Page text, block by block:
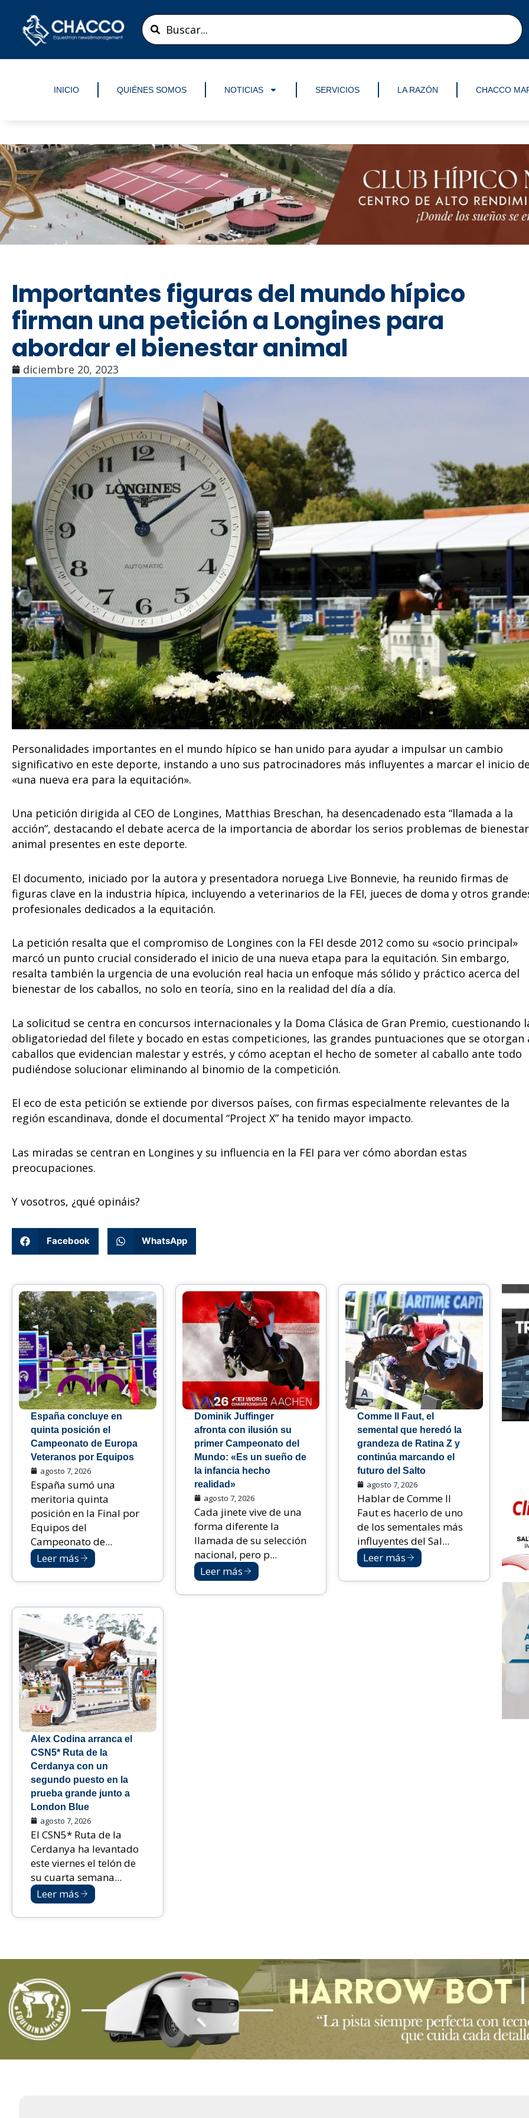
contenido
Search
...
INICIO QUIÉNES SOMOS NOTICIAS SERVICIOS LA RAZÓN CHACCO
Importantes figuras del mundo hípico
firman una petición a Longines para
abordar el bienestar animal
diciembre 20, 2023
Personalidades importantes en el mundo hípico se han unido para ayudar a impulsar un cambio
significativo en este deporte, instando a uno sus patrocinadores más influyentes a marcar el inicio
«una nueva era para la equitación».
Una petición dirigida al CEO de Longines, Matthias Breschan, ha desencadenado esta “llamada a la
acción”, destacando el debate acerca de la importancia de abordar los serios problemas de bienestar
animal presentes en este deporte.
El documento, iniciado por la autora y presentadora noruega Live Bonnevie, ha reunido firmas de
figuras clave en la industria hípica, incluyendo a veterinarios de la FEI, jueces de doma y otros
profesionales dedicados a la equitación.
La petición resalta que el compromiso de Longines con la FEI desde 2012 como su «socio principal»
marcó un punto crucial considerado el inicio de una nueva etapa para la equitación. Sin embargo,
resalta también la urgencia de una evolución real hacia un enfoque más sólido y práctico acerca del
bienestar de los caballos, no solo en teoría, sino en la realidad del día a día.
La solicitud se centra en concursos internacionales y la Doma Clásica de Gran Premio, cuestionando
obligatoriedad del filete y bocado en estas competiciones, las grandes puntuaciones que se otorgan
caballos que evidencian malestar y estrés, y cómo aceptan el hecho de someter al caballo ante todo
pudiéndose solucionar eliminando al binomio de la competición.
El eco de esta petición se extiende por diversos países, con firmas especialmente relevantes de la
región escandinava, donde el documental “Project X” ha tenido mayor impacto.
Las miradas se centran en Longines y su influencia en la FEI para ver cómo abordan estas
preocupaciones.
Y vosotros, ¿qué opináis?
Facebook WhatsApp
España concluye en
quinta posición el
Campeonato de Europa
Veteranos por Equipos
agosto 7, 2026
España sumó una
meritoria quinta
posición en la Final por
Equipos del
Campeonato de...
Leer más
Dominik Juffinger
afronta con ilusión su
primer Campeonato del
Mundo: «Es un sueño de
la infancia hecho
realidad»
agosto 7, 2026
Cada jinete vive de una
forma diferente la
llamada de su selección
nacional, pero p...
Leer más
Comme Il Faut, el
semental que heredó la
grandeza de Ratina Z y
continúa marcando el
futuro del Salto
agosto 7, 2026
Hablar de Comme Il
Faut es hacerlo de uno
de los sementales más
influyentes del Sal...
Leer más
Alex Codina arranca el
CSN5* Ruta de la
Cerdanya con un
segundo puesto en la
prueba grande junto a
London Blue
agosto 7, 2026
El CSN5* Ruta de la
Cerdanya ha levantado
este viernes el telón de
su cuarta semana...
Leer más